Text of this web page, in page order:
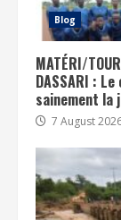
Blog
MATÉRI/
DASSARI :
sainement la
7 August